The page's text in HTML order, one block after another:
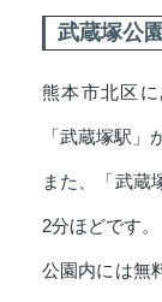
武蔵塚公
熊本市北区
「武蔵塚駅」
また、「武蔵
2分ほどです。
公園内には無